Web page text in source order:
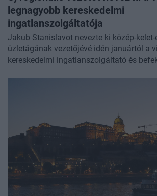
legnagyobb kereskedelmi
ingatlanszolgáltatója
Jakub Stanislavot nevezte ki közép-
üzletágának vezetőjévé idén januártól a
kereskedelmi ingatlanszolgáltató és